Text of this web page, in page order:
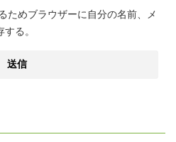
ためブラウザーに自分の名前、メ
る。